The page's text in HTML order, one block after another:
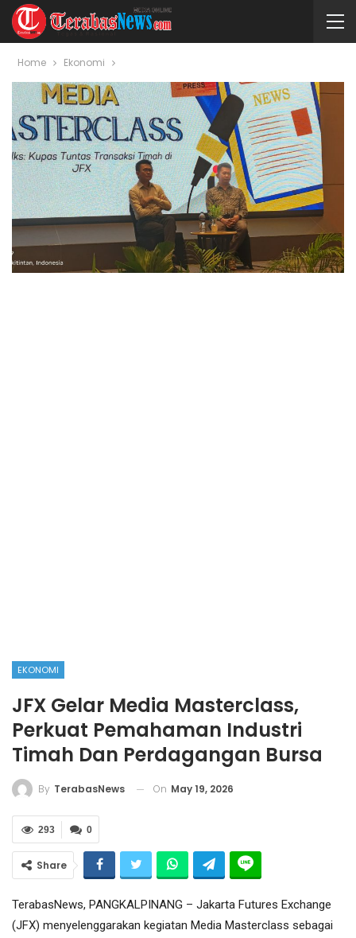
Home Ekonomi
EKONOMI
JFX Gelar Media Masterclass,
Perkuat Pemahaman Industri
Timah Dan Perdagangan Bursa
By TerabasNews On May 19, 2026
0
293
Share
TerabasNews, PANGKALPINANG – Jakarta Futures Exchange
(JFX) menyelenggarakan kegiatan Media Masterclass sebagai